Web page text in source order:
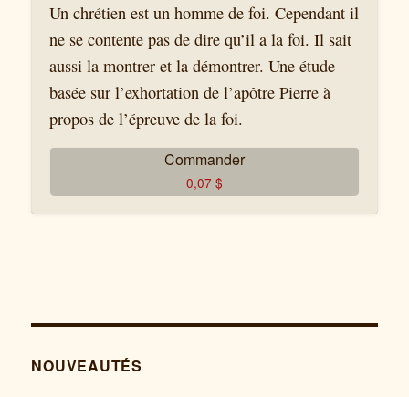
Un chrétien est un homme de foi. Cependant il
ne se contente pas de dire qu’il a la foi. Il sait
aussi la montrer et la démontrer. Une étude
basée sur l’exhortation de l’apôtre Pierre à
propos de l’épreuve de la foi.
Commander
0,07 $
NOUVEAUTÉS